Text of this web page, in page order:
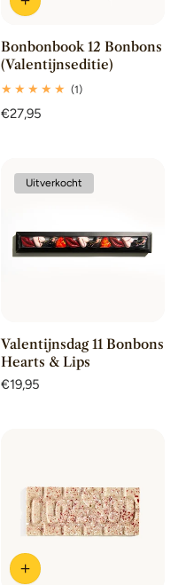
Bonbonbook 12 Bonbons
(Valentijnseditie)
(1)1
Normale
€27,95
Uitverkocht
Valentijnsdag 11 Bonbons
Hearts & Lips
Normale
€19,95